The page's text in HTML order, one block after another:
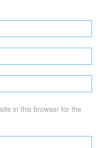
in this browser for the